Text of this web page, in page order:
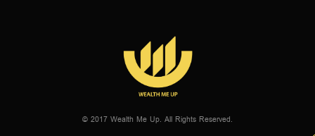
© 2017 Wealth Me Up. All Rights Reserved.